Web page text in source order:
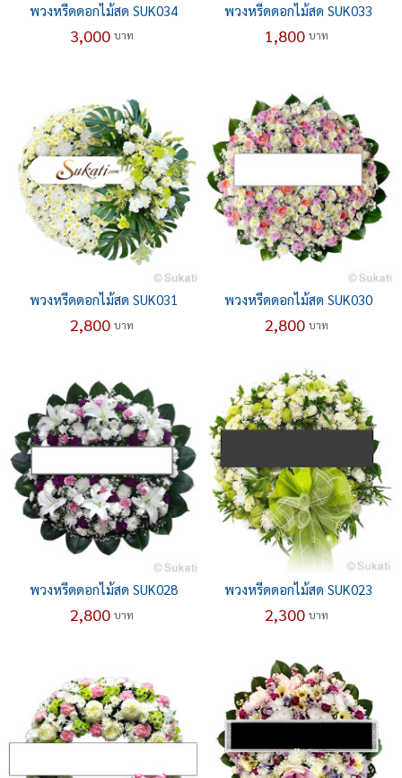
พวงหรีดดอกไม้สด SUK034
3,000 บาท
พวงหรีดดอกไม้สด SUK033
1,800 บาท
พวงหรีดดอกไม้สด SUK031
2,800 บาท
พวงหรีดดอกไม้สด SUK030
2,800 บาท
พวงหรีดดอกไม้สด SUK028
2,800 บาท
พวงหรีดดอกไม้สด SUK023
2,300 บาท